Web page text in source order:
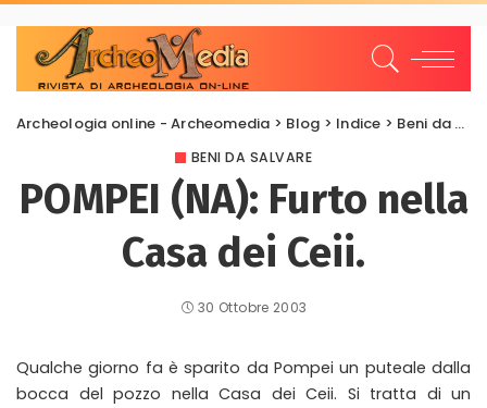
Archeologia online - Archeomedia > Blog > Indice > Beni da salvare
BENI DA SALVARE
POMPEI (NA): Furto nella
Casa dei Ceii.
30 Ottobre 2003
Qualche giorno fa è sparito da Pompei un puteale dalla
bocca del pozzo nella Casa dei Ceii. Si tratta di un